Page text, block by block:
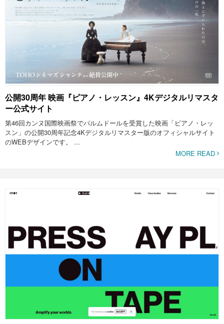
公開30周年 映画『ピアノ・レッスン』4Kデジタルリマスタ
ー公式サイト
第46回カンヌ国際映画祭でパルムドールを受賞した映画「ピアノ・レッ
スン」の公開30周年記念4Kデジタルリマスター版のオフィシャルサイト
のWEBデザインです。 ...
MORE READ